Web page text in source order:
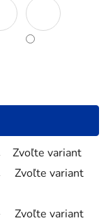
Zvoľte variant
Zvoľte variant
Zvoľte variant